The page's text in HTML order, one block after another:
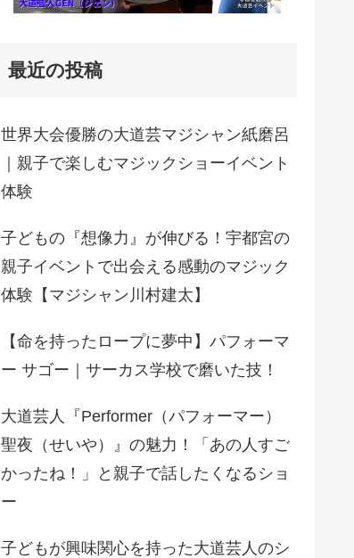
最近の投稿
世界大会優勝の大道芸マジシャン紙磨呂
｜親子で楽しむマジックショーイベント
体験
子どもの『想像力』が伸びる！宇都宮の
親子イベントで出会える感動のマジック
体験【マジシャン川村建太】
【命を持ったロープに夢中】パフォーマ
ー サゴー｜サーカス学校で磨いた技！
大道芸人『Performer（パフォーマー）
聖夜（せいや）』の魅力！「あの人すご
かったね！」と親子で話したくなるショ
ー
子どもが興味関心を持った大道芸人のシ